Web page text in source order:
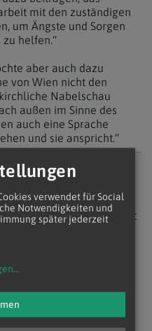
mit den zuständigen
um Ängste und Sorgen
helfen.“
aber auch dazu
von Wien nicht den
Nabelschau
außen im Sinne des
auch eine Sprache
und sie anspricht.“
INSPIRIERT VOM
anderen Ende der Welt
feierten wir die
und gleichzeitig
besucht, die Menschen
waren vertreten.
eine Frau nach vorne
und rief: Es ist
auferstanden! Halleluja!
verwendet für Social
Notwendigkeiten und
später jederzeit
...